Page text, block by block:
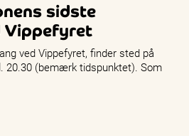
sidste
Vippefyret
ved Vippefyret, finder sted på
20.30 (bemærk tidspunktet). Som